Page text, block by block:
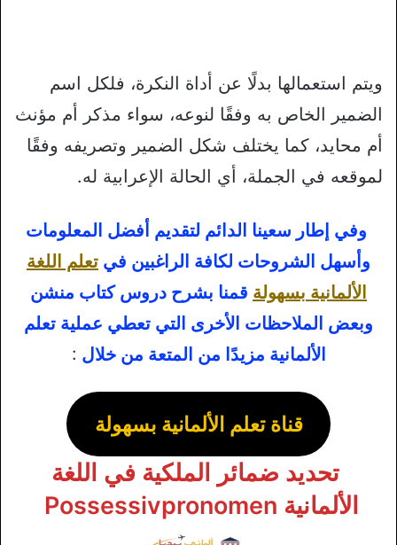
ويتم استعمالها بدلًا عن أداة النكرة، فلكل اسم
الضمير الخاص به وفقًا لنوعه، سواء مذكر أم مؤنث
أم محايد، كما يختلف شكل الضمير وتصريفه وفقًا
لموقعه في الجملة، أي الحالة الإعرابية له.
وفي إطار سعينا الدائم لتقديم أفضل المعلومات
وأسهل الشروحات لكافة الراغبين في تعلم اللغة
الألمانية بسهولة قمنا بشرح دروس كتاب منشن
وبعض الملاحظات الأخرى التي تعطي عملية تعلم
الألمانية مزيدًا من المتعة من خلال :
قناة تعلم الألمانية بسهولة
تحديد ضمائر الملكية في اللغة
الألمانية Possessivpronomen